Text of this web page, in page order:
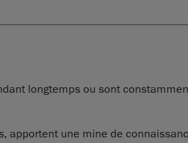
longtemps ou sont
apportent une mine de